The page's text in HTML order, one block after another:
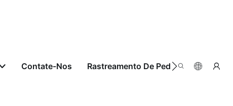
Contate-Nos Rastreamento De Pedidos